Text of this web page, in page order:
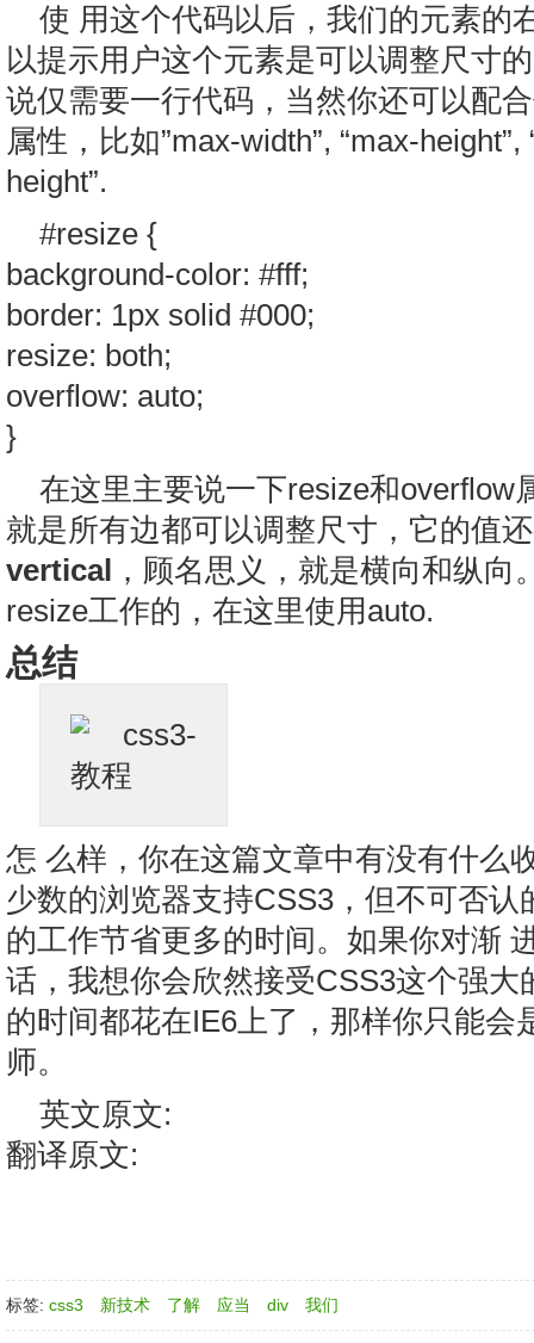
使 用这个代码以后，我们的元素的
以提示用户这个元素是可以调整尺寸
说仅需要一行代码，当然你还可以配
属性，比如”max-width”, “max-height”,
height”.
#resize {
background-color: #fff;
border: 1px solid #000;
resize: both;
overflow: auto;
}
在这里主要说一下resize和overflow
就是所有边都可以调整尺寸，它的值
vertical ，顾名思义，就是横向和纵
resize工作的，在这里使用auto.
总结
怎 么样，你在这篇文章中有没有什么
少数的浏览器支持CSS3，但不可否
的工作节省更多的时间。如果你对渐
话，我想你会欣然接受CSS3这个强
的时间都花在IE6上了，那样你只能会
师。
英文原文:
翻译原文:
标签: css3 新技术 了解 应当 div 我们